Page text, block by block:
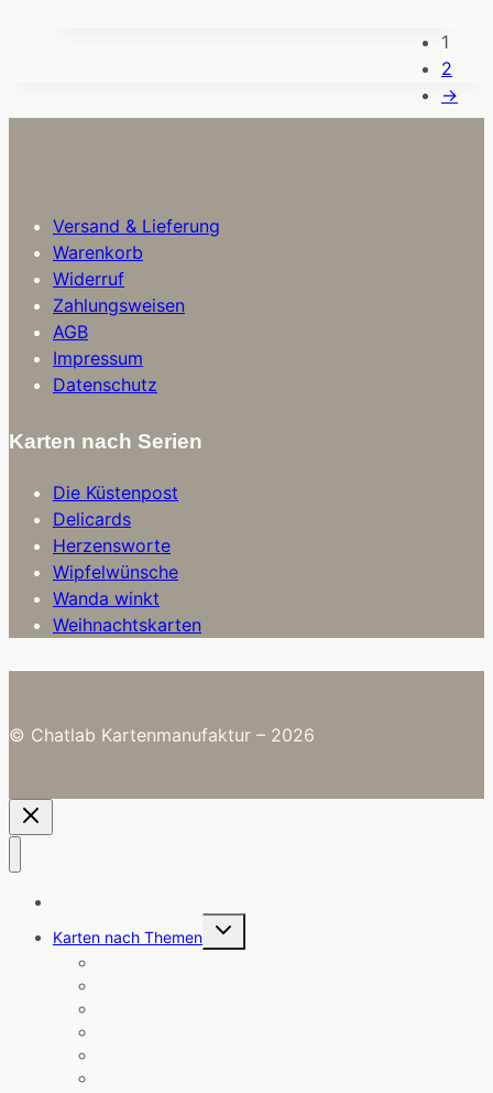
1
2
→
Versand & Lieferung
Warenkorb
Widerruf
Zahlungsweisen
AGB
Impressum
Datenschutz
Karten nach Serien
Die Küstenpost
Delicards
Herzensworte
Wipfelwünsche
Wanda winkt
Weihnachtskarten
© Chatlab Kartenmanufaktur – 2026
Karten nach Themen
Untermenü